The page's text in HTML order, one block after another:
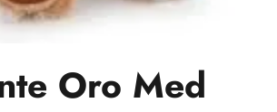
Oro Med